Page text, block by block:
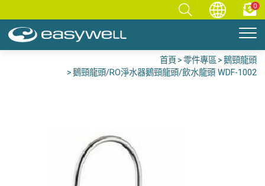
0
首頁 零件專區
鵝頸龍頭
鵝頸龍頭/RO淨水器鵝頸龍頭/飲水龍頭 WDF-1002